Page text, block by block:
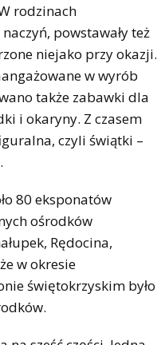
rodzinach
powstawały też
niejako przy okazji.
w wyrób
także zabawki dla
i okaryny. Z czasem
czyli świątki –
80 eksponatów
ośrodków
Rędocina,
w okresie
świętokrzyskim było